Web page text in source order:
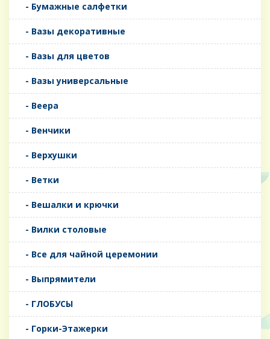
- Бумажные салфетки
- Вазы декоративные
- Вазы для цветов
- Вазы универсальные
- Веера
- Венчики
- Верхушки
- Ветки
- Вешалки и крючки
- Вилки столовые
- Все для чайной церемонии
- Выпрямители
- ГЛОБУСЫ
- Горки-Этажерки